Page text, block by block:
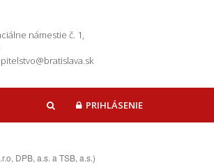
námestie č. 1,
HĽADAŤPRIHLÁSENIE
DPB, a.s. a TSB, a.s.)